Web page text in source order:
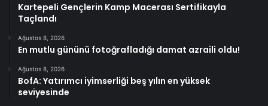
Kartepeli Gençlerin Kamp Macerası Sertifikayla
Taçlandı
Ağustos 8, 2026
En mutlu gününü fotoğrafladığı damat azraili oldu!
Ağustos 8, 2026
BofA: Yatırımcı iyimserliği beş yılın en yüksek
seviyesinde